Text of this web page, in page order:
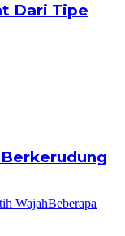
Dari Tipe